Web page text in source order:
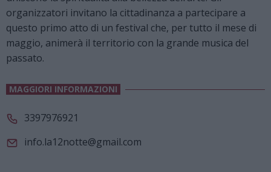
organizzatori invitano la cittadinanza a partecipare a
questo primo atto di un festival che, per tutto il mese di
maggio, animerà il territorio con la grande musica del
passato.
MAGGIORI INFORMAZIONI
3397976921
info.la12notte@gmail.com